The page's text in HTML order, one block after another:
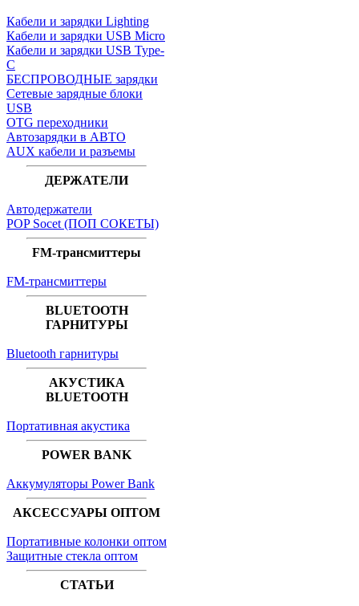
Кабели и зарядки Lighting
Кабели и зарядки USB Micro
Кабели и зарядки USB Type-
C
БЕСПРОВОДНЫЕ зарядки
Сетевые зарядные блоки
USB
OTG переходники
Автозарядки в АВТО
AUX кабели и разъемы
ДЕРЖАТЕЛИ
Автодержатели
POP Socet (ПОП СОКЕТЫ)
FM-трансмиттеры
FM-трансмиттеры
BLUETOOTH
ГАРНИТУРЫ
Bluetooth гарнитуры
АКУСТИКА
BLUETOOTH
Портативная акустика
POWER BANK
Аккумуляторы Power Bank
АКСЕССУАРЫ ОПТОМ
Портативные колонки оптом
Защитные стекла оптом
СТАТЬИ